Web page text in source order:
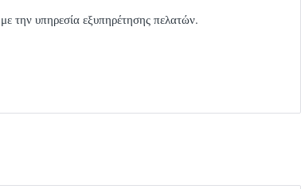
την υπηρεσία εξυπηρέτησης πελατών.